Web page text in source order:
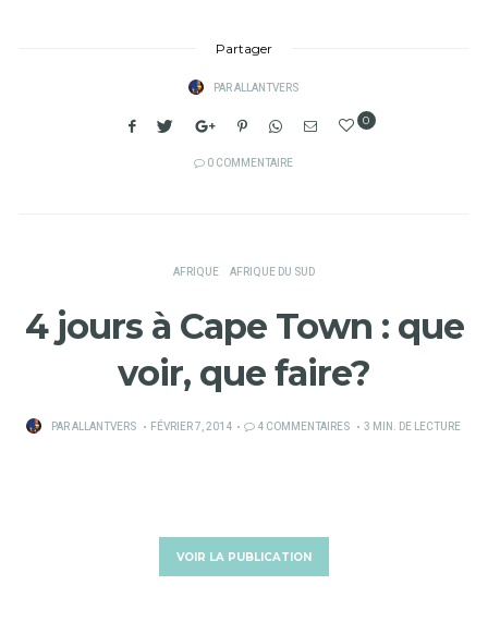
Partager
PARALLANTVERS
0
0 COMMENTAIRE
AFRIQUE AFRIQUE DU SUD
4 jours à Cape Town : que
voir, que faire?
PARALLANTVERS
PUBLIÉ
FÉVRIER 7, 2014 4 COMMENTAIRES 3 MIN. DE LECTURE
VOIR LA PUBLICATION